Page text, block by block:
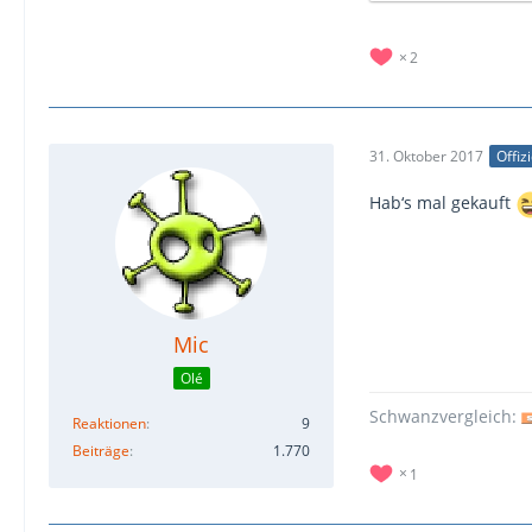
2
Mic
Olé
Reaktionen
9
Beiträge
1.770
31. Oktober 2017
Hab‘s mal gekauft
Schwanzvergleich:
1